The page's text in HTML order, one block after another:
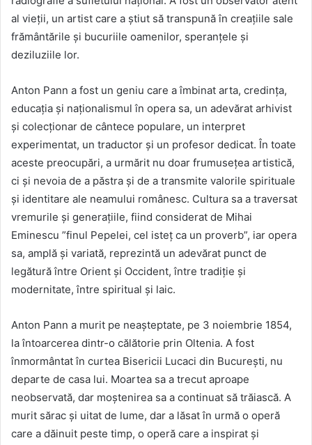
al vieții, un artist care a știut să transpună în creațiile sale
frământările și bucuriile oamenilor, speranțele și
deziluziile lor.
Anton Pann a fost un geniu care a îmbinat arta, credința,
educația și naționalismul în opera sa, un adevărat arhivist
și colecționar de cântece populare, un interpret
experimentat, un traductor și un profesor dedicat. În toate
aceste preocupări, a urmărit nu doar frumusețea artistică,
ci și nevoia de a păstra și de a transmite valorile spirituale
și identitare ale neamului românesc. Cultura sa a traversat
vremurile și generațiile, fiind considerat de Mihai
Eminescu ”finul Pepelei, cel isteț ca un proverb”, iar opera
sa, amplă și variată, reprezintă un adevărat punct de
legătură între Orient și Occident, între tradiție și
modernitate, între spiritual și laic.
Anton Pann a murit pe neașteptate, pe 3 noiembrie 1854,
la întoarcerea dintr-o călătorie prin Oltenia. A fost
înmormântat în curtea Bisericii Lucaci din București, nu
departe de casa lui. Moartea sa a trecut aproape
neobservată, dar moștenirea sa a continuat să trăiască. A
murit sărac și uitat de lume, dar a lăsat în urmă o operă
care a dăinuit peste timp, o operă care a inspirat și